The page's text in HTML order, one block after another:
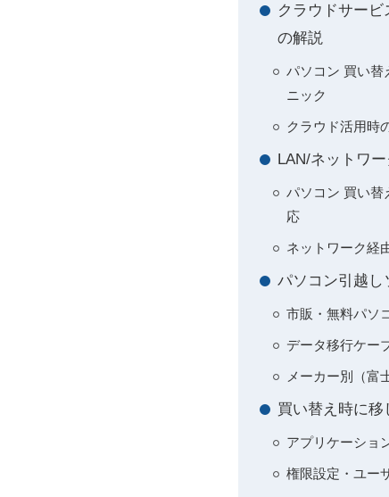
クラウドサー
の解説
パソコン 買い替
ニック
クラウド活用時
LAN/ネットワ
パソコン 買い替
応
ネットワーク経
パソコン引越し
市販・無料パソ
データ移行ケー
メーカー別（富
買い替え時に
アプリケーショ
権限設定・ユー